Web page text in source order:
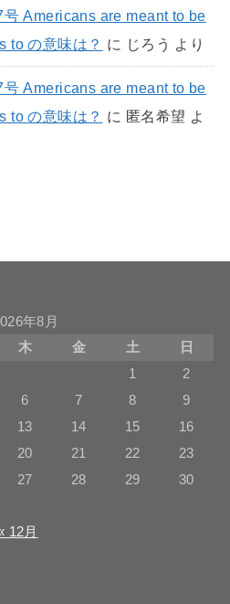
Americans are meant to be
to の意味は？ に じろう より
Americans are meant to be
to の意味は？ に 匿名希望 よ
年8月
木 金 土
日
1
2
6 7 8
9
13 14 15
16
20 21 22
23
27 28 29
30
12月